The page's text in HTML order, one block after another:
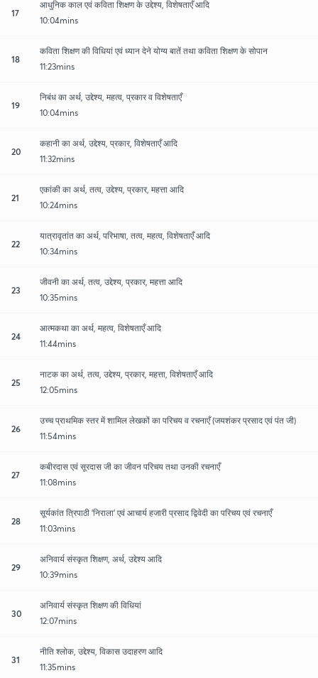
17
आधुनिक काल एवं कविता शिक्षण के उद्देश्य, विशेषताएँ आदि
10:04mins
18
कविता शिक्षण की विधियां एवं ध्यान देने योग्य बातें तथा कविता शिक्षण के सोपान
11:23mins
19
निबंध का अर्थ, उद्देश्य, महत्व, प्रकार व विशेषताएँ
10:04mins
20
कहानी का अर्थ, उद्देश्य, प्रकार, विशेषताएँ आदि
11:32mins
21
एकांकी का अर्थ, तत्व, उद्देश्य, प्रकार, महत्ता आदि
10:24mins
22
यात्रावृतांत का अर्थ, परिभाषा, तत्व, महत्व, विशेषताएँ आदि
10:34mins
23
जीवनी का अर्थ, तत्व, उद्देश्य, प्रकार, महत्ता आदि
10:35mins
24
आत्मकथा का अर्थ, महत्व, विशेषताएँ आदि
11:44mins
25
नाटक का अर्थ, तत्व, उद्देश्य, प्रकार, महत्ता, विशेषताएँ आदि
12:05mins
26
उच्च प्राथमिक स्तर में शामिल लेखकों का परिचय व रचनाएँ (जयशंकर प्रसाद एवं पंत जी)
11:54mins
27
कबीरदास एवं सूरदास जी का जीवन परिचय तथा उनकी रचनाएँ
11:08mins
28
सूर्यकांत त्रिपाठी 'निराला' एवं आचार्य हजारी प्रसाद द्विवेदी का परिचय एवं रचनाएँ
11:03mins
29
अनिवार्य संस्कृत शिक्षण, अर्थ, उद्देश्य आदि
10:39mins
30
अनिवार्य संस्कृत शिक्षण की विधियां
12:07mins
31
नीति श्लोक, उद्देश्य, विकास उदाहरण आदि
11:35mins